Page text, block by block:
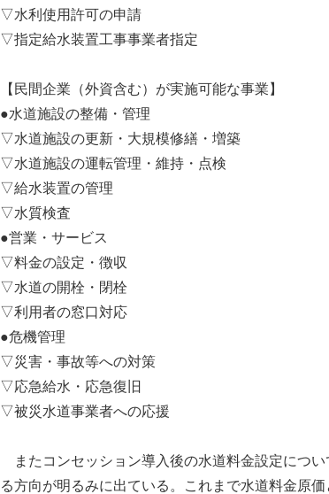
▽水利使用許可の申請
▽指定給水装置工事事業者指定
【民間企業（外資含む）が実施可能な事業】
●水道施設の整備・管理
▽水道施設の更新・大規模修繕・増築
▽水道施設の運転管理・維持・点検
▽給水装置の管理
▽水質検査
●営業・サービス
▽料金の設定・徴収
▽水道の開栓・閉栓
▽利用者の窓口対応
●危機管理
▽災害・事故等への対策
▽応急給水・応急復旧
▽被災水道事業者への応援
またコンセッション導入後の水道料金設定につ
る方向が明るみに出ている。これまで水道料金原